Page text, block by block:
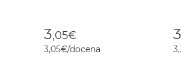
3,05€
3,05€/docena
3